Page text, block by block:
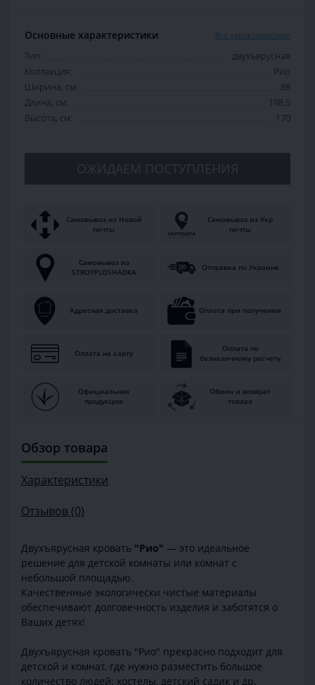
Основные характеристики Все характеристики
Тип:
двухъярусная
Коллекция:
Рио
Ширина, см:
88
Длина, см:
198.5
Высота, см:
170
ОЖИДАЕМ ПОСТУПЛЕНИЯ
Самовывоз из Новой
почты
Самовывоз из Укр
почты
Самовывоз из
STROYPLOSHADKA
Отправка по Украине
Адресная доставка Оплата при получении
Оплата на карту
Оплата по
безналичному расчету
Официальная
продукция
Обмен и возврат
товара
Обзор товара
Характеристики
Отзывов (0)
Двухъярусная кровать "Рио" — это идеальное
решение для детской комнаты или комнат с
небольшой площадью.
Качественные экологически чистые материалы
обеспечивают долговечность изделия и заботятся о
Ваших детях!
Двухъярусная кровать "Рио" прекрасно подходит для
детской и комнат, где нужно разместить большое
количество людей: хостелы, детский садик и др.